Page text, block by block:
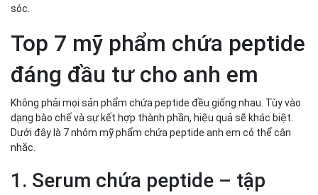
sóc.
Top 7 mỹ phẩm chứa peptide
đáng đầu tư cho anh em
Không phải mọi sản phẩm chứa peptide đều giống nhau. Tùy vào
dạng bào chế và sự kết hợp thành phần, hiệu quả sẽ khác biệt.
Dưới đây là 7 nhóm mỹ phẩm chứa peptide anh em có thể cân
nhắc.
1. Serum chứa peptide – tập